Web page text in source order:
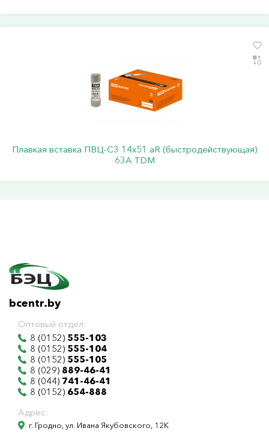
Плавкая вставка ПВЦ-С3 14х51 аR (быстродействующая)
63А TDM
bcentr.by
Оптовый отдел:
8 (0152) 555-103
8 (0152) 555-104
8 (0152) 555-105
8 (029) 889-46-41
8 (044) 741-46-41
8 (0152) 654-888
Адрес:
г. Гродно, ул. Ивана Якубовского, 12К